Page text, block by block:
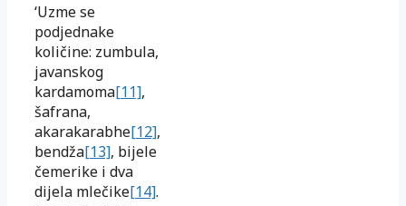
‘Uzme se
podjednake
količine: zumbula,
javanskog
kardamoma[11],
šafrana,
akarakarabhe[12],
bendža[13], bijele
čemerike i dva
dijela mlečike[14].